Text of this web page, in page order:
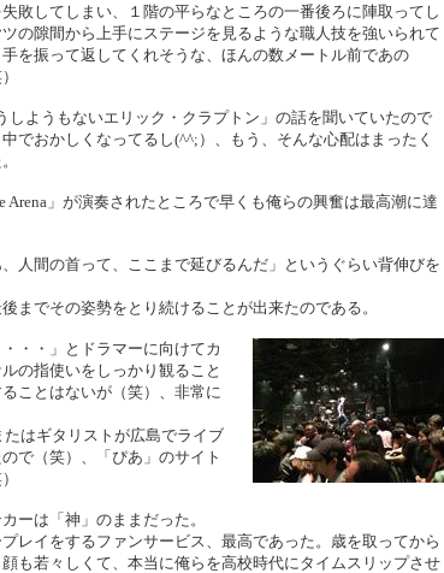
敗してしまい、１階の平らなところの一番後ろに陣取ってし
の隙間から上手にステージを見るような職人技を強いられて
を振って返してくれそうな、ほんの数メートル前であの
しようもないエリック・クラプトン」の話を聞いていたので
でおかしくなってるし(^^;）、もう、そんな心配はまったく
Arena」が演奏されたところで早くも俺らの興奮は最高潮に達
人間の首って、ここまで延びるんだ」というぐらい背伸びを
までその姿勢をとり続けることが出来たのである。
・・」とドラマーに向けてカ
の指使いをしっかり観ること
ことはないが（笑）、非常に
はギタリストが広島でライブ
で（笑）、「ぴあ」のサイト
ーは「神」のままだった。
レイをするファンサービス、最高であった。歳を取ってから
も若々しくて、本当に俺らを高校時代にタイムスリップさせ